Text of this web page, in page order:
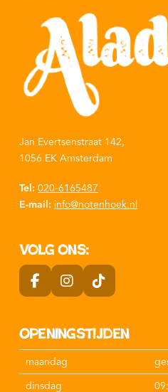
Jan Evertsenstraat 142,
1056 EK Amsterdam
Tel: 020-6165487
E-mail: info@notenhoek.nl
Volg ons:
Openingstijden
maandag
dinsdag